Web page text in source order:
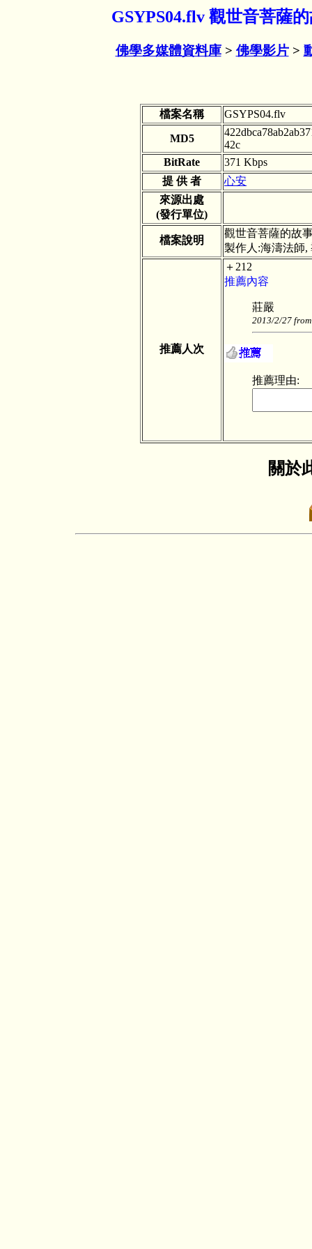
GSYPS04.flv 觀世音菩薩
佛學多媒體資料庫> 佛學影片>
檔案名稱 GSYPS04.flv
MD5
42c
BitRate
371 Kbps
提 供 者
心安
來源出處
(發行單位)
檔案說明
觀世音菩薩的故
製作人:海濤法師,
推薦人次
＋212
推薦內容
莊嚴
2013/2/27
推薦理由:
關於